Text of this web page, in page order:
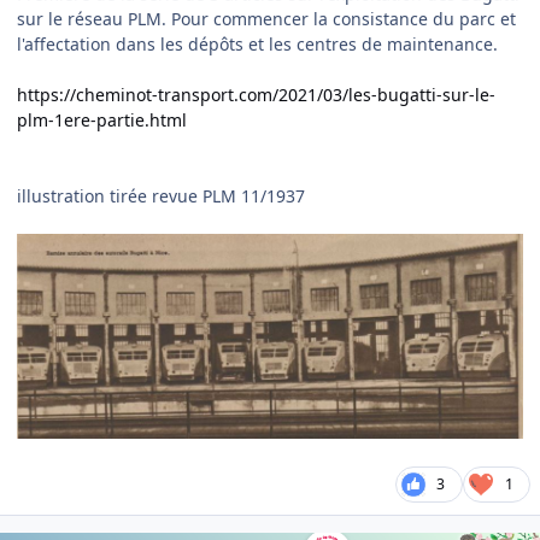
sur le réseau PLM. Pour commencer la consistance du parc et
l'affectation dans les dépôts et les centres de maintenance.
https://cheminot-transport.com/2021/03/les-bugatti-sur-le-
plm-1ere-partie.html
illustration tirée revue PLM 11/1937
3 1